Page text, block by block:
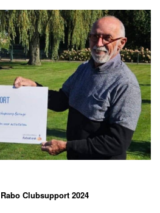
Clubsupport 2024